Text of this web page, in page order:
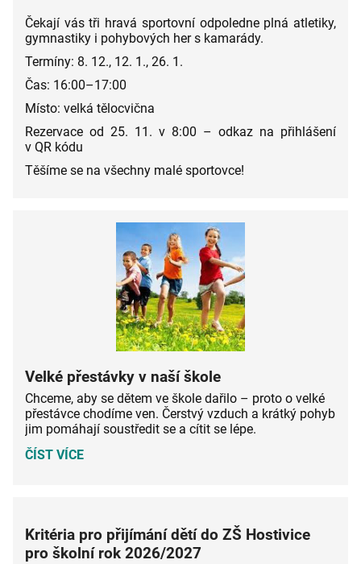
Čekají vás tři hravá sportovní odpoledne plná atletiky,
gymnastiky i pohybových her s kamarády.
Termíny: 8. 12., 12. 1., 26. 1.
Čas: 16:00–17:00
Místo: velká tělocvična
Rezervace od 25. 11. v 8:00 – odkaz na přihlášení
v QR kódu
Těšíme se na všechny malé sportovce!
Velké přestávky v naší škole
Chceme, aby se dětem ve škole dařilo – proto o velké
přestávce chodíme ven. Čerstvý vzduch a krátký pohyb
jim pomáhají soustředit se a cítit se lépe.
VELKÉ
ČÍST VÍCE
Kritéria pro přijímání dětí do ZŠ Hostivice
pro školní rok 2026/2027